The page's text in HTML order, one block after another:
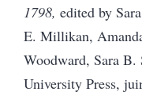
1798, edited by
E. Millikan,
Woodward, Sara
University Press,